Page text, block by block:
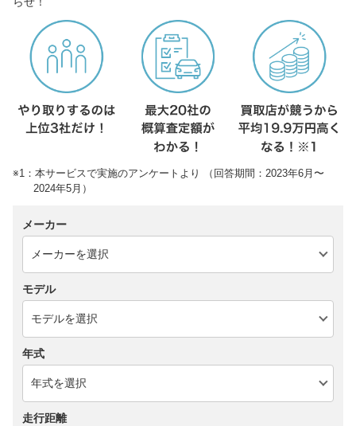
※1：本サービスで実施のアンケートより （回答期間：2023年6月〜
2024年5月）
メーカー
モデル
年式
走行距離